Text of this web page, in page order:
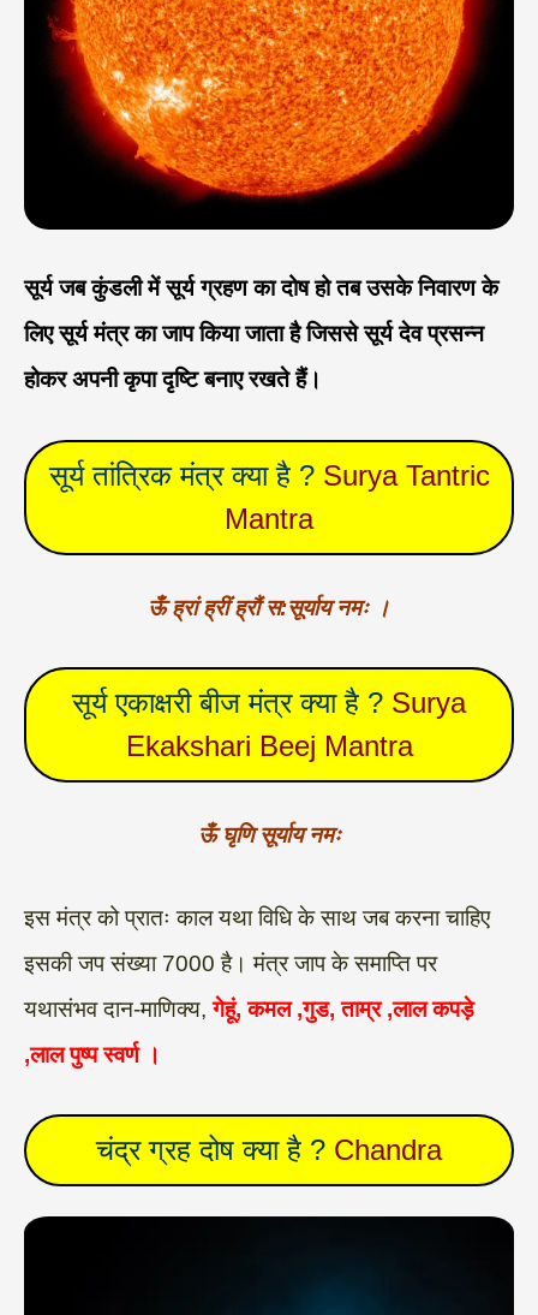
सूर्य जब कुंडली में सूर्य ग्रहण का दोष हो तब उसके निवारण के
लिए सूर्य मंत्र का जाप किया जाता है जिससे सूर्य देव प्रसन्न
होकर अपनी कृपा दृष्टि बनाए रखते हैं।
सूर्य तांत्रिक मंत्र क्या है ?Surya Tantric
Mantra
ऊँ ह्रां ह्रीं ह्रौं स:सूर्याय नमः ।
सूर्य एकाक्षरी बीज मंत्र क्या है ? Surya
Ekakshari Beej Mantra
ऊँ घृणि सूर्याय नमः
इस मंत्र को प्रातः काल यथा विधि के साथ जब करना चाहिए
इसकी जप संख्या 7000 है। मंत्र जाप के समाप्ति पर
यथासंभव दान-माणिक्य,गेहूं, कमल ,गुड, ताम्र ,लाल कपड़े
,लाल पुष्प स्वर्ण ।
चंद्र ग्रह दोष क्या है ? Chandra